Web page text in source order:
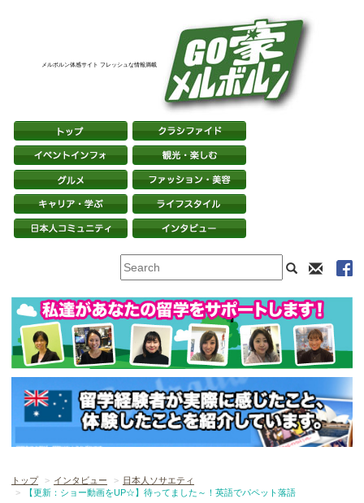
メルボルン体感サイト フレッシュな情報満載
トップ インタビュー
日本人ソサエティ
【更新：ショー動画をUP☆】待ってました～！英語でパペット落語